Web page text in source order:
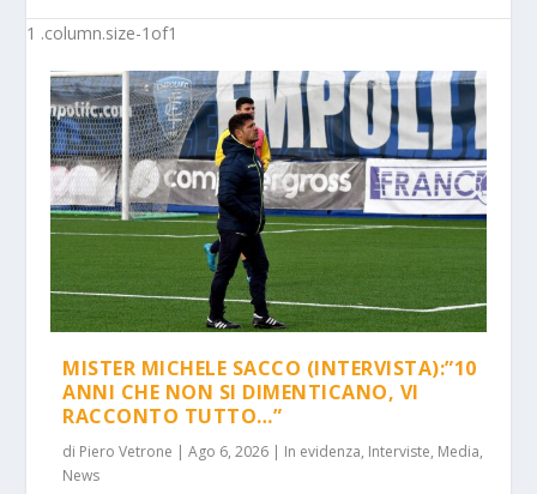
LATINA (UFFICIALE) – I MISTER DALLA
PRIMAVER...
CROTONE – PRIMAVERA/UNDER 17, NOVITÀ
SUI NUO...
MISTER MICHELE SACCO (INTERVISTA):”10
ANNI CHE NON SI DIMENTICANO, VI
RACCONTO TUTTO…”
di Piero Vetrone |Ago 6, 2026 | In evidenza, Interviste, Media,
News